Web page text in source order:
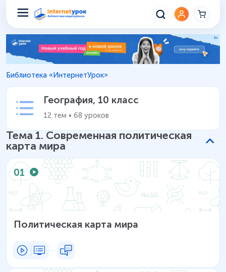
География 10 класс – Уроки
Библиотека «ИнтернетУрок»
География, 10 класс
12 тем • 68 уроков
Тема 1. Современная политическая
карта мира
01
Политическая карта мира